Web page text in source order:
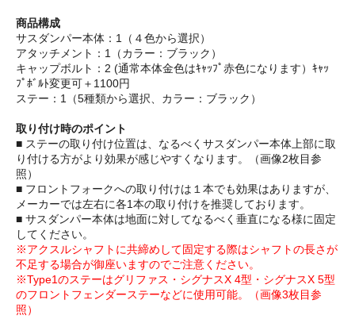
商品構成
サスダンパー本体：1（４色から選択）
アタッチメント：1（カラー：ブラック）
キャップボルト：2 (通常本体金色はｷｬｯﾌﾟ赤色になります）ｷｬｯ
ﾌﾟﾎﾞﾙﾄ変更可＋1100円
ステー：1（5種類から選択、カラー：ブラック）
取り付け時のポイント
■ ステーの取り付け位置は、なるべくサスダンパー本体上部に取
り付ける方がより効果が感じやすくなります。（画像2枚目参
照）
■ フロントフォークへの取り付けは１本でも効果はありますが、
メーカーでは左右に各1本の取り付けを推奨しております。
■ サスダンパー本体は地面に対してなるべく垂直になる様に固定
してください。
※アクスルシャフトに共締めして固定する際はシャフトの長さが
不足する場合が御座いますのでご注意ください。
※Type1のステーはグリファス・シグナスX 4型・シグナスX 5型
のフロントフェンダーステーなどに使用可能。（画像3枚目参
照）